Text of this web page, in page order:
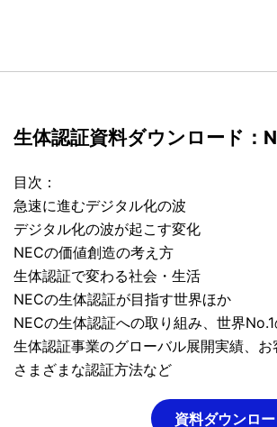
生体認証資料ダウンロード：
目次：
急速に進むデジタル化の波
デジタル化の波が起こす変化
NECの価値創造の考え方
生体認証で変わる社会・生活
NECの生体認証が目指す世界ほか
NECの生体認証への取り組み、世界
生体認証事業のグローバル展開実績、お
さまざまな認証方法など
資料ダウンロ